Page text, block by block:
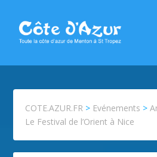
COTE.AZUR.FR > Evénements >
Le Festival de l’Orient à Nice